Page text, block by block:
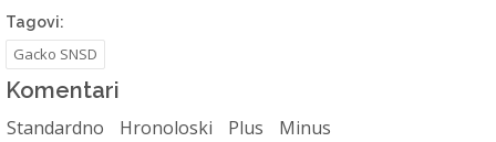
Tagovi:
Gacko SNSD
Komentari
Standardno Hronoloski Plus Minus